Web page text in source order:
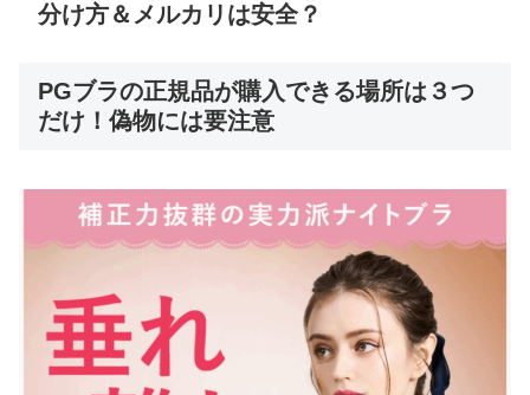
分け方＆メルカリは安全？
PGブラの正規品が購入できる場所は３つ
だけ！偽物には要注意